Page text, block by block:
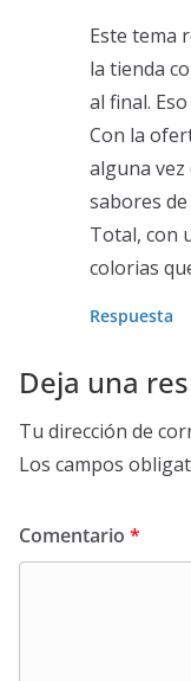
Este tema
la tienda
al final.
Con la
alguna
sabores
Total, con
colorias
Respuesta
Deja una
Tu dirección de
Los campos
Comentario *